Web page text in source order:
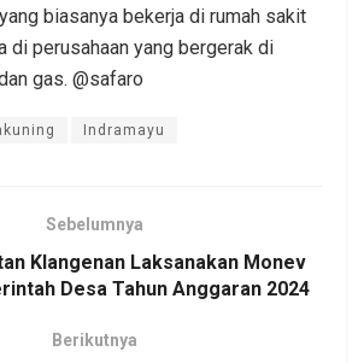
biasanya bekerja di rumah sakit
di perusahaan yang bergerak di
gas. @safaro
Indramayu
Sebelumnya
Klangenan Laksanakan Monev
Desa Tahun Anggaran 2024
Berikutnya